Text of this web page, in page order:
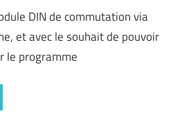
DIN de commutation via
et avec le souhait de pouvoir
le programme